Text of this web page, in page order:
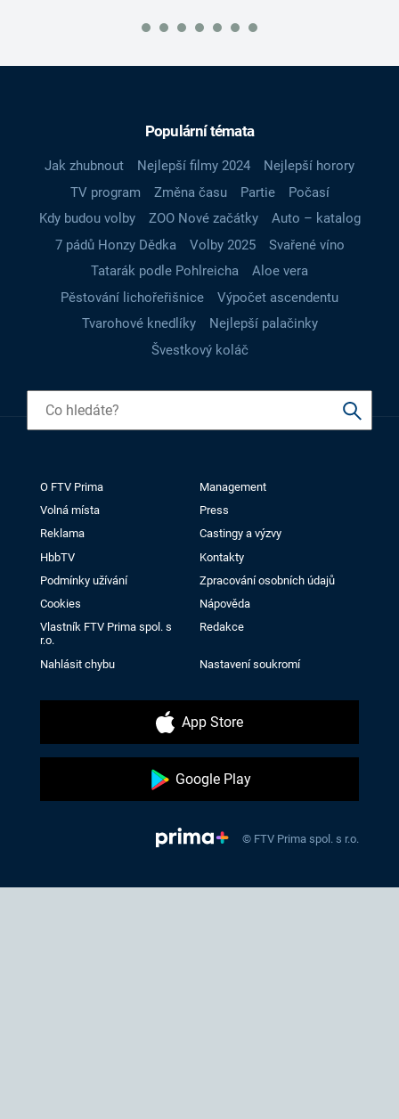
Populární témata
Jak zhubnout Nejlepší filmy 2024
Nejlepší horory
TV program
Změna času Partie
Počasí
Kdy budou volby
ZOO Nové začátky
Auto – katalog
7 pádů Honzy Dědka
Volby 2025
Svařené víno
Tatarák podle Pohlreicha
Aloe vera
Pěstování lichořeřišnice
Výpočet ascendentu
Tvarohové knedlíky
Nejlepší palačinky
Švestkový koláč
O FTV Prima
Management
Volná místa
Press
Reklama
Castingy a výzvy
HbbTV
Kontakty
Podmínky užívání
Zpracování osobních údajů
Cookies
Nápověda
Vlastník FTV Prima spol. s
r.o.
Redakce
Nahlásit chybu Nastavení soukromí
App Store
Google Play
© FTV Prima spol. s r.o.